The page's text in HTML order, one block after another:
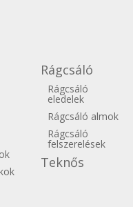
Rágcsáló
Rágcsáló
eledelek
Rágcsáló almok
Rágcsáló
felszerelések
Teknős